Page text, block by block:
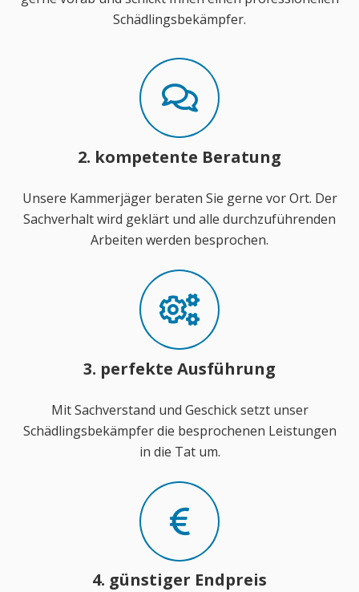
Schädlingsbekämpfer.
2. kompetente Beratung
Unsere Kammerjäger beraten Sie gerne vor Ort. Der
Sachverhalt wird geklärt und alle durchzuführenden
Arbeiten werden besprochen.
3. perfekte Ausführung
Mit Sachverstand und Geschick setzt unser
Schädlingsbekämpfer die besprochenen Leistungen
in die Tat um.
4. günstiger Endpreis